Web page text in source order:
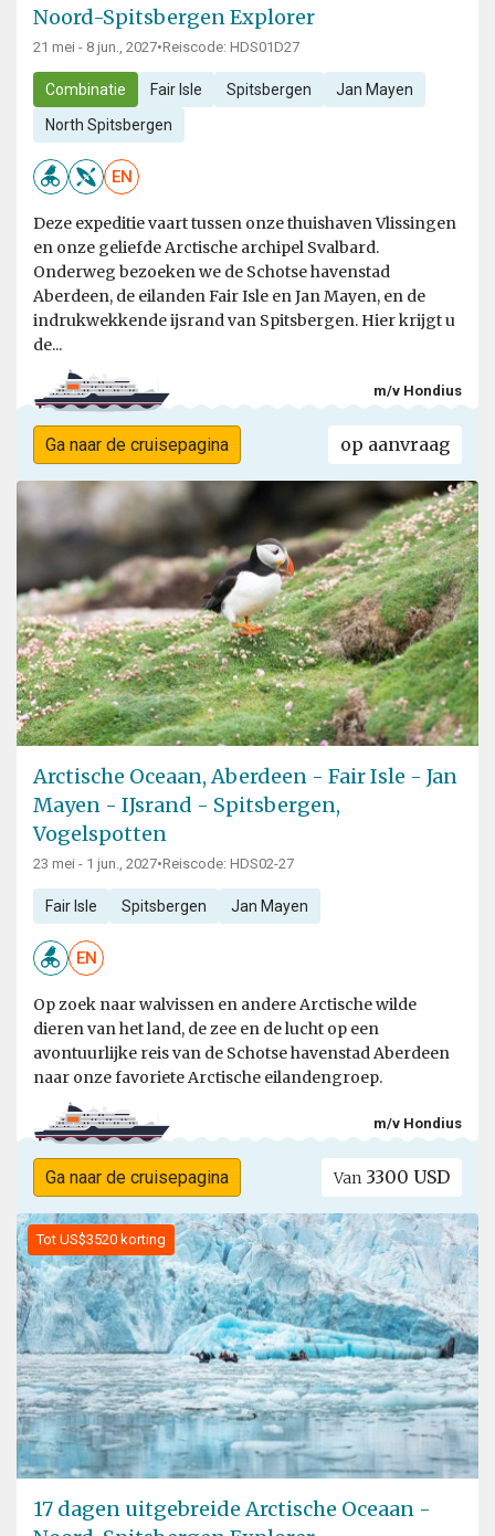
Noord-Spitsbergen Explorer
21 mei - 8 jun., 2027•Reiscode: HDS01D27
Combinatie Fair Isle Spitsbergen Jan Mayen
North Spitsbergen
EN
Deze expeditie vaart tussen onze thuishaven Vlissingen
en onze geliefde Arctische archipel Svalbard.
Onderweg bezoeken we de Schotse havenstad
Aberdeen, de eilanden Fair Isle en Jan Mayen, en de
indrukwekkende ijsrand van Spitsbergen. Hier krijgt u
de...
m/v Hondius
Ga naar de cruisepagina op aanvraag
Arctische Oceaan, Aberdeen - Fair Isle - Jan
Mayen - IJsrand - Spitsbergen,
Vogelspotten
23 mei - 1 jun., 2027•Reiscode: HDS02-27
Fair Isle Spitsbergen Jan Mayen
EN
Op zoek naar walvissen en andere Arctische wilde
dieren van het land, de zee en de lucht op een
avontuurlijke reis van de Schotse havenstad Aberdeen
naar onze favoriete Arctische eilandengroep.
m/v Hondius
Ga naar de cruisepagina Van 3300 USD
Tot US$3520 korting
17 dagen uitgebreide Arctische Oceaan -